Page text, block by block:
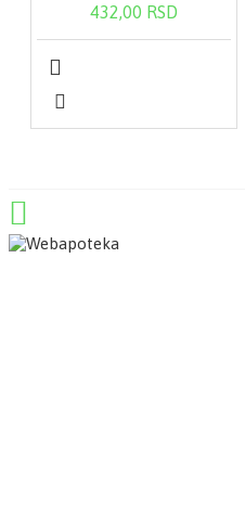
432,00 RSD